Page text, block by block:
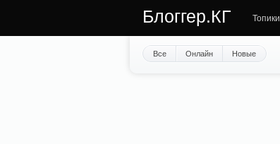
Блоггер.КГ Топики
Все Онлайн Новые